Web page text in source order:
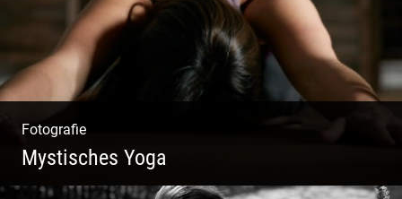
Fotografie
Mystisches Yoga